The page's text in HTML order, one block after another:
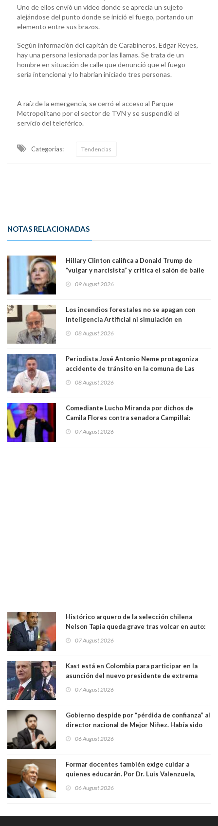
Uno de ellos envió un video donde se aprecia un sujeto
alejándose del punto donde se inició el fuego, portando un
elemento entre sus brazos.
Según información del capitán de Carabineros, Edgar Reyes,
hay una persona lesionada por las llamas. Se trata de un
hombre en situación de calle que denunció que el fuego
sería intencional y lo habrían iniciado tres personas.
A raíz de la emergencia, se cerró el acceso al Parque
Metropolitano por el sector de TVN y se suspendió el
servicio del teleférico.
Categorias: Tendencias
NOTAS RELACIONADAS
Hillary Clinton califica a Donald Trump de
“vulgar y narcisista” y critica el salón de baile
casa. Y la está destruyendo”
09 August 2026
Los incendios forestales no se apagan con
Inteligencia Artificial ni simulación en
Magister en Asentamientos Humanos PUC
08 August 2026
Periodista José Antonio Neme protagoniza
accidente de tránsito en la comuna de Las
08 August 2026
Comediante Lucho Miranda por dichos de
Camila Flores contra senadora Campillai:
forma de quitar dignidad"
07 August 2026
Histórico arquero de la selección chilena
Nelson Tapia queda grave tras volcar en auto:
07 August 2026
Kast está en Colombia para participar en la
asunción del nuevo presidente de extrema
07 August 2026
Gobierno despide por “pérdida de confianza” al
director nacional de Mejor Niñez. Había sido
06 August 2026
Formar docentes también exige cuidar a
quienes educarán. Por Dr. Luis Valenzuela,
Académicos U. Católica Silva Henríquez
06 August 2026